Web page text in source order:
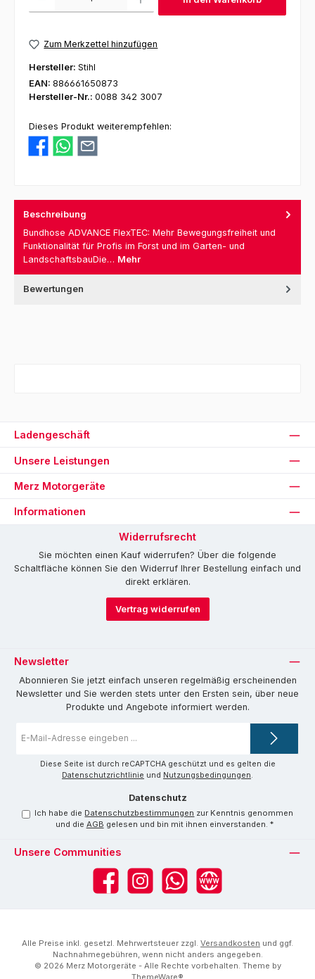
Zum Merkzettel hinzufügen
Hersteller: Stihl
EAN: 886661650873
Hersteller-Nr.: 0088 342 3007
Dieses Produkt weiterempfehlen:
Beschreibung
Bundhose ADVANCE FlexTEC: Mehr Bewegungsfreiheit und
Funktionalität für Profis im Forst und im Garten- und
LandschaftsbauDie… Mehr
Bewertungen
Ladengeschäft
Unsere Leistungen
Merz Motorgeräte
Informationen
Widerrufsrecht
Sie möchten einen Kauf widerrufen? Über die folgende
Schaltfläche können Sie den Widerruf Ihrer Bestellung einfach und
direkt erklären.
Vertrag widerrufen
Newsletter
Abonnieren Sie jetzt einfach unseren regelmäßig erscheinenden
Newsletter und Sie werden stets unter den Ersten sein, über neue
Produkte und Angebote informiert werden.
Mail-
Diese Seite ist durch reCAPTCHA geschützt und es gelten die
Datenschutzrichtlinie und Nutzungsbedingungen.
Datenschutz
Ich habe die Datenschutzbestimmungen zur Kenntnis genommen
und die AGB gelesen und bin mit ihnen einverstanden. *
Unsere Communities
FacebookInstagramWhatsAppWebsite
Alle Preise inkl. gesetzl. Mehrwertsteuer zzgl. Versandkosten und ggf.
Nachnahmegebühren, wenn nicht anders angegeben.
© 2026 Merz Motorgeräte - Alle Rechte vorbehalten. Theme by